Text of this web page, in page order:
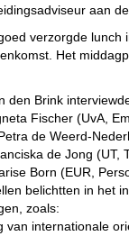
aan de
verzorgde lunch
Het
den Brink
Fischer (UvA,
de Weerd-
de Jong (UT,
Born (EUR,
belichtten in het
zoals:
van internationale